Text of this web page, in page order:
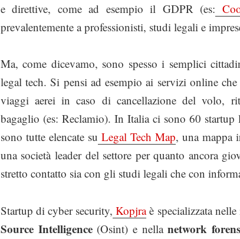
e direttive, come ad esempio il GDPR (es:
prevalentemente a professionisti, studi legali e
Ma, come dicevamo, sono spesso i semplici
legal tech. Si pensi ad esempio ai servizi online
viaggi aerei in caso di cancellazione del volo,
bagaglio (es: Reclamio). In Italia ci sono 60
sono tutte elencate su Legal Tech Map, una mappa
una società leader del settore per quanto ancora
stretto contatto sia con gli studi legali che con
Startup di cyber security, Kopjraè specializzata
Source Intelligence(Osint) e nellanetwork